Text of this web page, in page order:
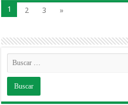
1 2 3 »